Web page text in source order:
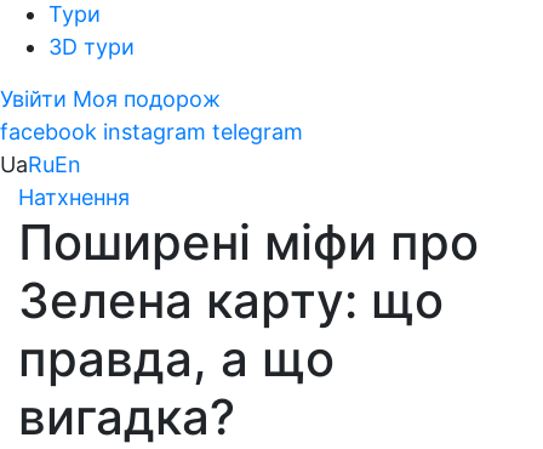
Тури
3D тури
Увійти Моя подорож
facebook instagram telegram
UaRuEn
Натхнення
Поширені міфи про
Зелена карту: що
правда, а що
вигадка?